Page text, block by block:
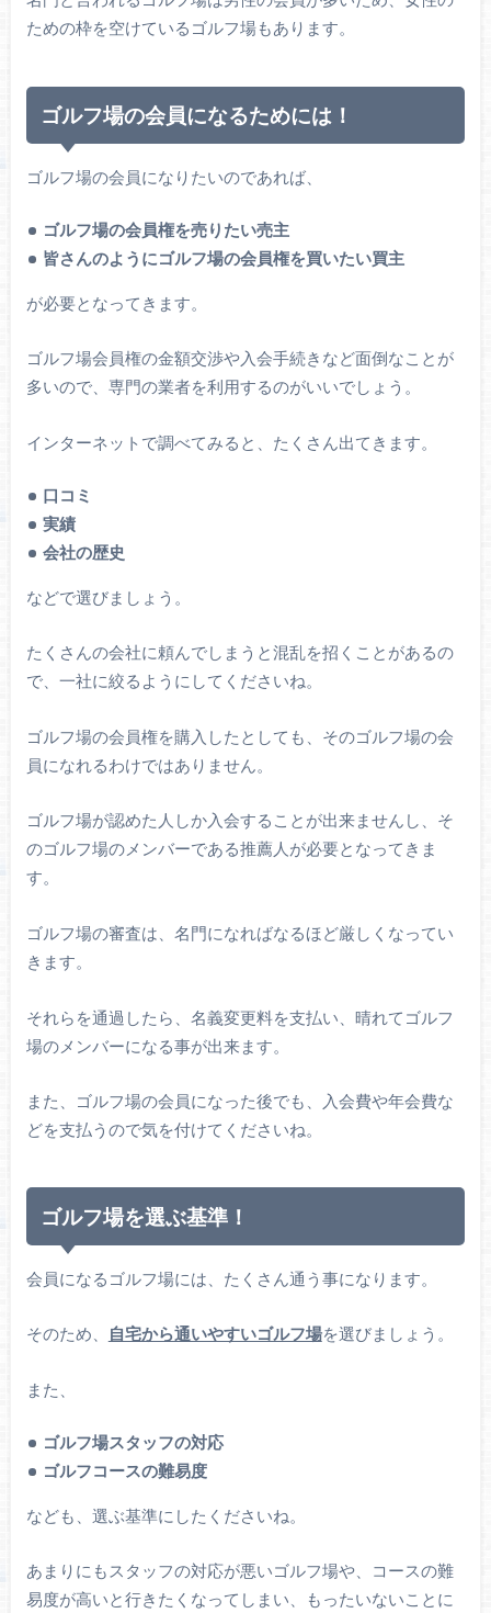
ための枠を空けているゴルフ場もあります。
ゴルフ場の会員になるためには！
ゴルフ場の会員になりたいのであれば、
ゴルフ場の会員権を売りたい売主
皆さんのようにゴルフ場の会員権を買いたい買主
が必要となってきます。
ゴルフ場会員権の金額交渉や入会手続きなど面倒なことが
多いので、専門の業者を利用するのがいいでしょう。
インターネットで調べてみると、たくさん出てきます。
口コミ
実績
会社の歴史
などで選びましょう。
たくさんの会社に頼んでしまうと混乱を招くことがあるの
で、一社に絞るようにしてくださいね。
ゴルフ場の会員権を購入したとしても、そのゴルフ場の会
員になれるわけではありません。
ゴルフ場が認めた人しか入会することが出来ませんし、そ
のゴルフ場のメンバーである推薦人が必要となってきま
す。
ゴルフ場の審査は、名門になればなるほど厳しくなってい
きます。
それらを通過したら、名義変更料を支払い、晴れてゴルフ
場のメンバーになる事が出来ます。
また、ゴルフ場の会員になった後でも、入会費や年会費な
どを支払うので気を付けてくださいね。
ゴルフ場を選ぶ基準！
会員になるゴルフ場には、たくさん通う事になります。
そのため、 自宅から通いやすいゴルフ場を選びましょう。
また、
ゴルフ場スタッフの対応
ゴルフコースの難易度
なども、選ぶ基準にしたくださいね。
あまりにもスタッフの対応が悪いゴルフ場や、コースの難
易度が高いと行きたくなってしまい、もったいないことに